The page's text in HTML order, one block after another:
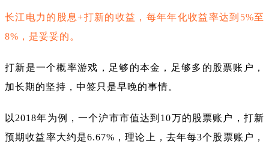
长江电力的股息+打新的收益，每年年化收益率达到5%至
8%，是妥妥的。
打新是一个概率游戏，足够的本金，足够多的股票账户，
加长期的坚持，中签只是早晚的事情。
以2018年为例，一个沪市市值达到10万的股票账户，打新
预期收益率大约是6.67%，理论上，去年每3个股票账户，